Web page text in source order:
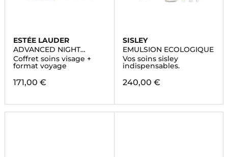
ESTÉE LAUDER
ADVANCED NIGHT
REPAIR
Coffret soins visage +
format voyage
171,00 €
SISLEY
EMULSION ECOLOGIQUE
Vos soins sisley
indispensables.
240,00 €